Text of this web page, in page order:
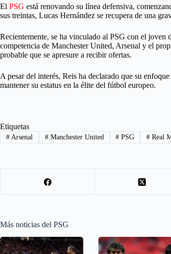
El PSG está renovando su línea defensiva,
sus treintas, Lucas Hernández se recupera de una
Recientemente, se ha vinculado al PSG con el
competencia de Manchester United, Arsenal y el
probable que se apresure a recibir ofertas.
A pesar del interés, Reis ha declarado que su
mantener su estatus en la élite del fútbol europeo.
Etiquetas
#Arsenal #Manchester United # PSG # Real
Más noticias del PSG